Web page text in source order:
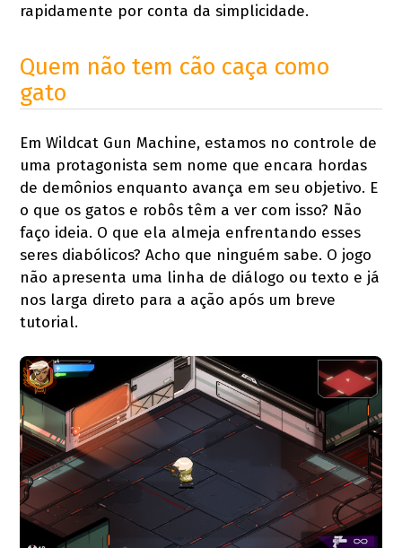
rapidamente por conta da simplicidade.
Quem não tem cão caça como
gato
Em Wildcat Gun Machine, estamos no controle de
uma protagonista sem nome que encara hordas
de demônios enquanto avança em seu objetivo. E
o que os gatos e robôs têm a ver com isso? Não
faço ideia. O que ela almeja enfrentando esses
seres diabólicos? Acho que ninguém sabe. O jogo
não apresenta uma linha de diálogo ou texto e já
nos larga direto para a ação após um breve
tutorial.